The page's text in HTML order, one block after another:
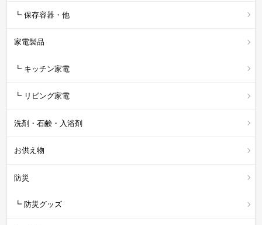
┗ 保存容器・他
家電製品
┗ キッチン家電
┗ リビング家電
洗剤・石鹸・入浴剤
お供え物
防災
┗ 防災グッズ